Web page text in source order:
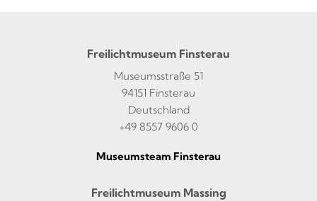
Freilichtmuseum Finsterau
Museumsstraße 51
94151 Finsterau
Deutschland
+49 8557 9606 0
Museumsteam Finsterau
Freilichtmuseum Massing